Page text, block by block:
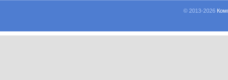
© 2013-2026